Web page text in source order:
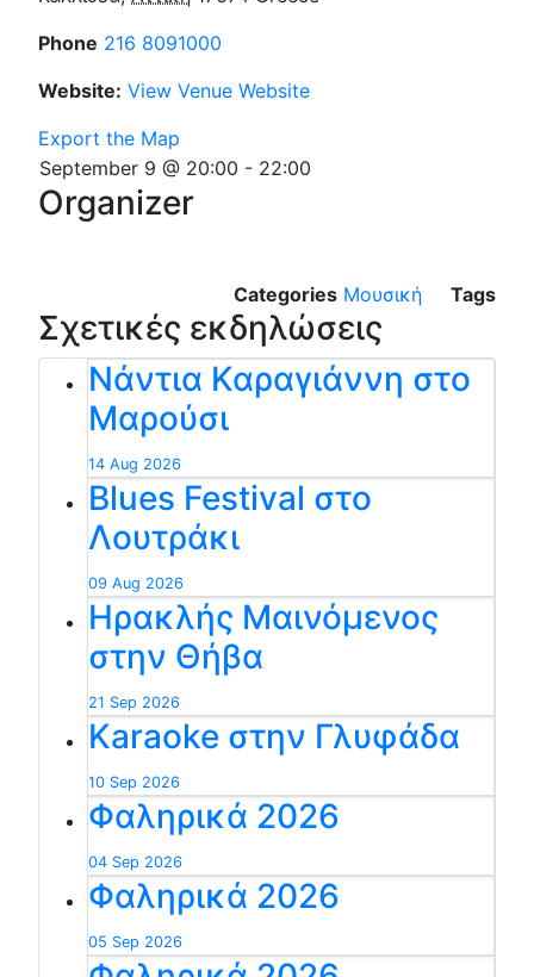
Phone 216 8091000
Website: View Venue Website
Export the Map
September 9 @ 20:00 - 22:00
Organizer
Categories Μουσική Tags
Σχετικές εκδηλώσεις
Νάντια Καραγιάννη στο
Μαρούσι
14 Aug 2026
Blues Festival στο
Λουτράκι
09 Aug 2026
Ηρακλής Μαινόμενος
στην Θήβα
21 Sep 2026
Karaoke στην Γλυφάδα
10 Sep 2026
Φαληρικά 2026
04 Sep 2026
Φαληρικά 2026
05 Sep 2026